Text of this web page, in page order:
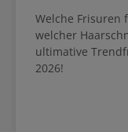
Welche Frisuren
welcher
ultimative
2026!